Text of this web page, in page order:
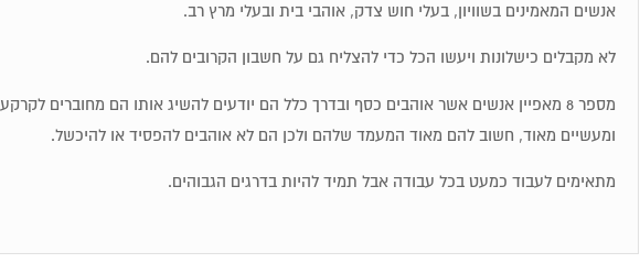
אנשים המאמינים בשוויון, בעלי חוש צדק, אוהבי בית ובעלי מרץ רב.
לא מקבלים כישלונות ויעשו הכל כדי להצליח גם על חשבון הקרובים להם.
מספר 8 מאפיין אנשים אשר אוהבים כסף ובדרך כלל הם יודעים להשיג אותו הם מחוברים לקרקע
ומעשיים מאוד, חשוב להם מאוד המעמד שלהם ולכן הם לא אוהבים להפסיד או להיכשל.
מתאימים לעבוד כמעט בכל עבודה אבל תמיד להיות בדרגים הגבוהים.